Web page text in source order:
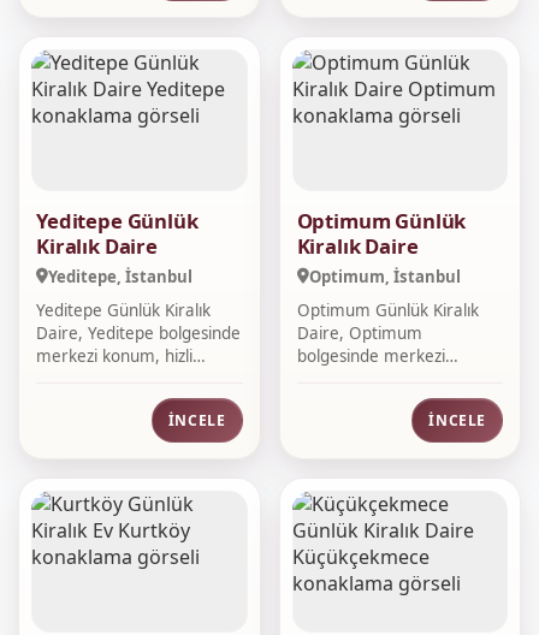
Yeditepe Günlük
Kiralık Daire
Yeditepe, İstanbul
Yeditepe Günlük Kiralık
Daire, Yeditepe bolgesinde
merkezi konum, hizli
İNCELE
Optimum Günlük
Kiralık Daire
Optimum, İstanbul
Optimum Günlük Kiralık
Daire, Optimum
bolgesinde merkezi
İNCELE